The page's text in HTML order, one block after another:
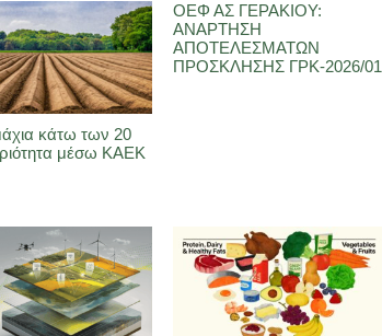
κάτω των 20
μέσω ΚΑΕΚ
ΟΕΦ ΑΣ ΓΕΡΑΚΙΟΥ:
ΑΝΑΡΤΗΣΗ
ΑΠΟΤΕΛΕΣΜΑΤΩΝ
ΠΡΟΣΚΛΗΣΗΣ ΓΡΚ-2026/01